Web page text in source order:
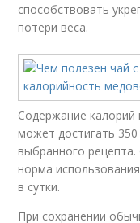
способствовать
потери веса.
Содержание
может достигать 350
выбранного
норма
в сутки.
При сохранении